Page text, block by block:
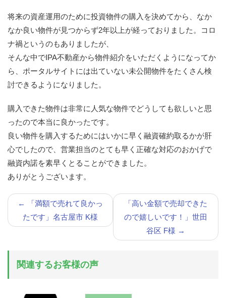
将来の資産運用のために投資物件の購入を決めてから、なか
なか良い物件が見つからず2年以上が経っておりました。コロ
ナ禍というのもありましたが、
そんな中でIPA不動産から物件紹介をいただくようになってか
ら、ポータルサイトには出ていない未公開物件をたくさん検
討できるようになりました。
購入できた物件は非常に人気な物件でどうしても欲しいと思
ったので本当に良かったです。
良い物件を購入するためにはいかに早く融資確約取るかが肝
心でしたので、営業担当のとても早く正確な対応のおかげで
融資内諾を素早くとることができました。
ありがとうございます。
←
「満額で売れて良かっ
たです」名古屋市 K様
「高い金額で売却できた
ので嬉しいです！」世田
谷区 F様 →
関連するお客様の声